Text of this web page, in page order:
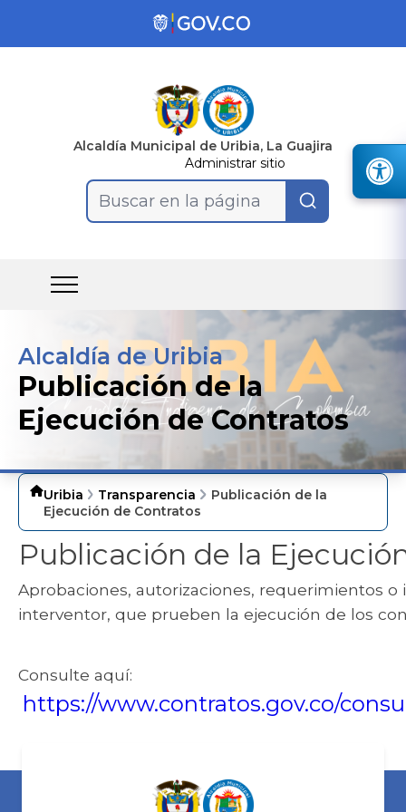
Alcaldía Municipal de Uribia, La Guajira
Administrar sitio
Buscar en la página
Alcaldía de Uribia
Publicación de la
Ejecución de Contratos
Uribia Transparencia
Publicación de la
Ejecución de Contratos
Publicación de la
Aprobaciones, autorizaciones, requerimientos
interventor, que prueben la ejecución de los
Consulte aquí:​
https://www.contratos.gov.co/